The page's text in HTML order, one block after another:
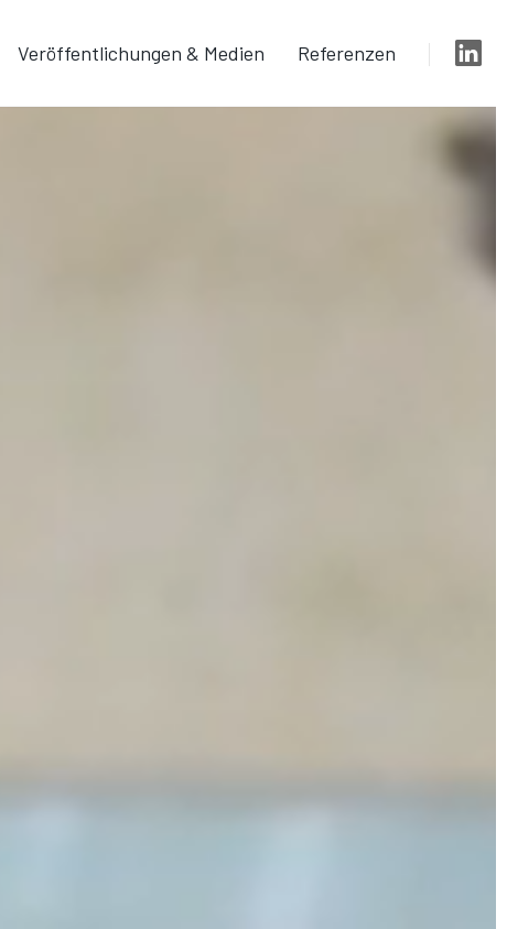
Veröffentlichungen & Medien Referenzen